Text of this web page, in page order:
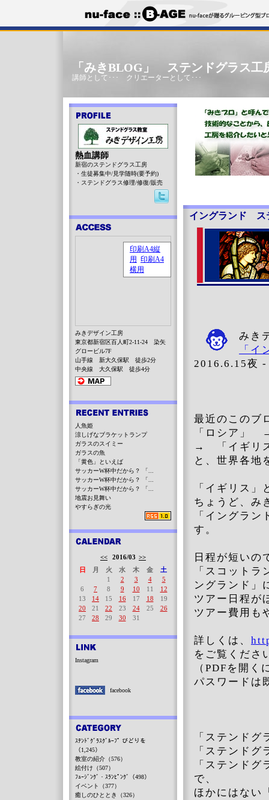
「みきBLOG」 ステンドグラス工
講師として･･･ クリエーターとして･･･
イングランド ス
みき
「
最近のこのブ
「ロシア
→ 「イギリ
と、世界各地
「イギリス」
ちょうど、み
「イングラ
す。
日程が短いの
「スコット
ングランド」
ツアー日程が
ツアー費用も
詳しくは、
をご覧くだ
（PDFを開
パスワードは
「ステンド
「ステンドグ
「ステンド
で、
ほかにはない
熱血講師
新宿のステンドグラス工房
・生徒募集中/見学随時(要予約)
・ステンドグラス修理/修復/販売
みきデザイン工房
東京都新宿区百人町2-11-24 染矢
グロービル7F
山手線 新大久保駅 徒歩2分
中央線 大久保駅 徒歩4分
人魚姫
涼しげなブラケットランプ
ガラスのスイミー
ガラスの魚
「黄色」といえば
サッカーW杯中だから？ 「...
サッカーW杯中だから？ 「...
サッカーW杯中だから？ 「...
地震お見舞い
やすらぎの光
<< 2016/03 >>
日
月 火 水 木 金
土
1
2 3 4
5
6
7 8 9 10 11
12
13
14 15 16 17 18
19
20
21 22 23 24 25
26
27
28 29 30 31
Instagram
facebook
ｽﾃﾝﾄﾞｸﾞﾗｽｸﾞﾙｰﾌﾟ びどりを
（1,245）
教室の紹介（576）
絵付け（507）
ﾌｭｰｼﾞﾝｸﾞ・ｽﾗﾝﾋﾟﾝｸﾞ（498）
イベント（377）
癒しのひととき（326）